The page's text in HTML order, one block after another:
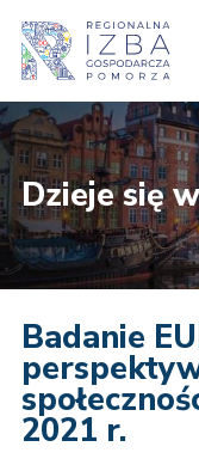
Dzieje się
Badanie
2021 r.